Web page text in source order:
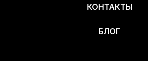
КОНТАКТЫ
БЛОГ